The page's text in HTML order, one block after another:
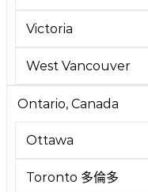
Victoria
West Vancouver
Ontario, Canada
Ottawa
Toronto 多倫多